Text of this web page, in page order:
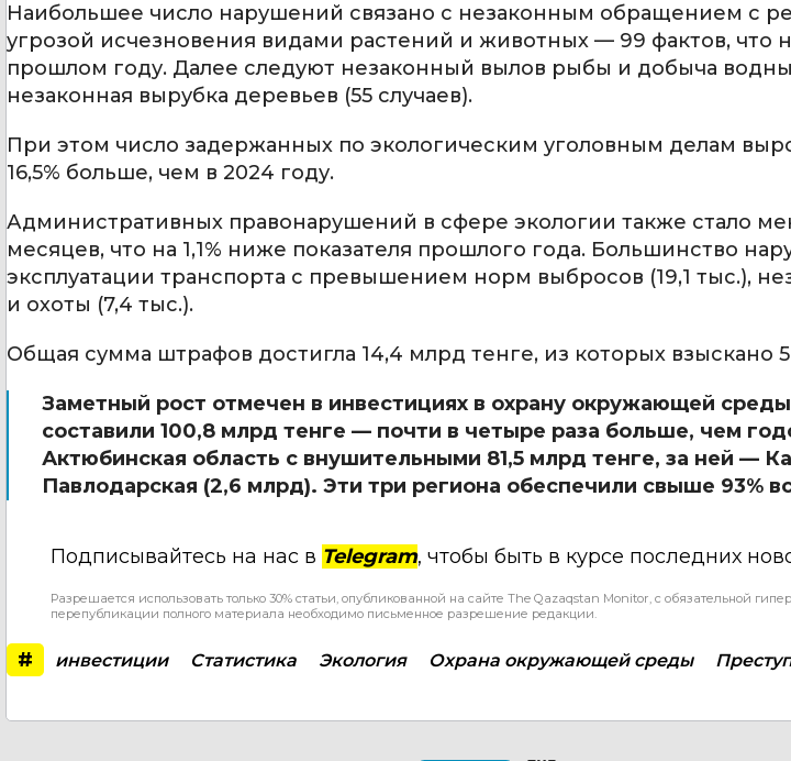
Наибольшее число нарушений связано с незаконным обращением с
угрозой исчезновения видами растений и животных — 99 фактов, что
прошлом году. Далее следуют незаконный вылов рыбы и добыча
незаконная вырубка деревьев (55 случаев).
При этом число задержанных по экологическим уголовным делам
16,5% больше, чем в 2024 году.
Административных правонарушений в сфере экологии также стало
месяцев, что на 1,1% ниже показателя прошлого года. Большинство
эксплуатации транспорта с превышением норм выбросов (19,1 тыс.),
и охоты (7,4 тыс.).
Общая сумма штрафов достигла 14,4 млрд тенге, из которых взыскано
Заметный рост отмечен в инвестициях в охрану окружающей
составили 100,8 млрд тенге — почти в четыре раза больше, чем
Актюбинская область с внушительными 81,5 млрд тенге, за ней —
Павлодарская (2,6 млрд). Эти три региона обеспечили свыше 93%
Подписывайтесь на нас в Telegram, чтобы быть в курсе последних
Разрешается использовать только 30% статьи, опубликованной на сайте The Qazaqstan Monitor, с обязательной
перепубликации полного материала необходимо письменное разрешение редакции.
# инвестиции Статистика Экология Охрана окружающей среды